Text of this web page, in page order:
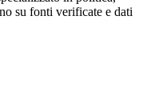
su fonti verificate e dati